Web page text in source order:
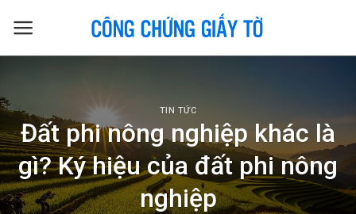
TIN TỨC
Đất phi nông nghiệp khác là
gì? Ký hiệu của đất phi nông
nghiệp